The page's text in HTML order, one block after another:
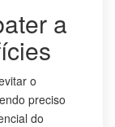
a
o
preciso
do